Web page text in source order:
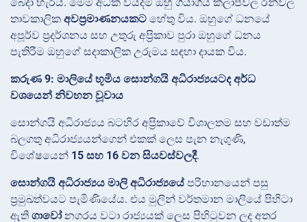
බෙදා හැරීය. මෙම අධික වියදම ඔහු ගියාගිය කලාපවල රන්වල
තාවකාලික අවප්‍රමාණනයකට හේතු විය. ඔහුගේ ධනයේ
අපූර්ව ප්‍රදර්ශනය සහ උතුරු අප්‍රිකාව පුරා ඔහුගේ ධනය
පැතිරීම ඔහුගේ සදාකාලික උරුමය සඳහා දායක විය.
කරුණ 9: මාලියේ භූමිය සොන්ගයි අධිරාජ්‍යයටද අර්ධ
වශයෙන් නිවහන වූවාය
සොන්ගයි අධිරාජ්‍යය බටහිර අප්‍රිකාවේ විශාලතම සහ වඩාත්ම
බලගතු අධිරාජ්‍යයන්ගෙන් එකක් ලෙස පැන නැගුණි,
විශේෂයෙන් 15 සහ 16 වන සියවස්වලදී.
සොන්ගයි අධිරාජ්‍යය මාලි අධිරාජ්‍යයේ පරිහානයෙන් පසු
ප්‍රමුඛත්වයට පැමිණියේය. එය මුලින් වර්තමාන මාලියේ පිහිටා
ඇති ගාවෝනගරය වටා රාජ්‍යයක් ලෙස පිහිටුවන ලද අතර